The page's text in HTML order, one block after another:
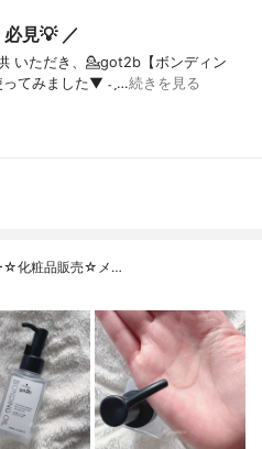
見💡 ／
いただき、⁡💁got2b【ボンディン
てみました⁡⁡▼⁡⁡⁡ ˗ˏ…続きを見る
☆化粧品販売☆メ…